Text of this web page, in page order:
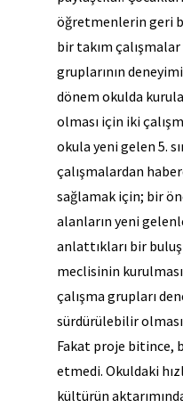
öğretmenlerin geri
bir takım çalışmalar
gruplarının
dönem okulda
olması için iki
okula yeni gelen 5.
çalışmalardan
sağlamak için; bir
alanların yeni
anlattıkları bir
meclisinin
çalışma grupları
sürdürülebilir
Fakat proje bitince,
etmedi. Okuldaki
kültürün